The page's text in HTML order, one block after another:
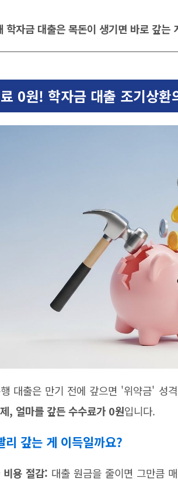
학자금 대출은 목돈이 생기면 바로 갚는
0원! 학자금 대출 조기상환
대출은 만기 전에 갚으면 '위약금' 성
, 얼마를 갚든 수수료가 0원입니다.
리 갚는 게 이득일까요?
비용 절감: 대출 원금을 줄이면 그만큼